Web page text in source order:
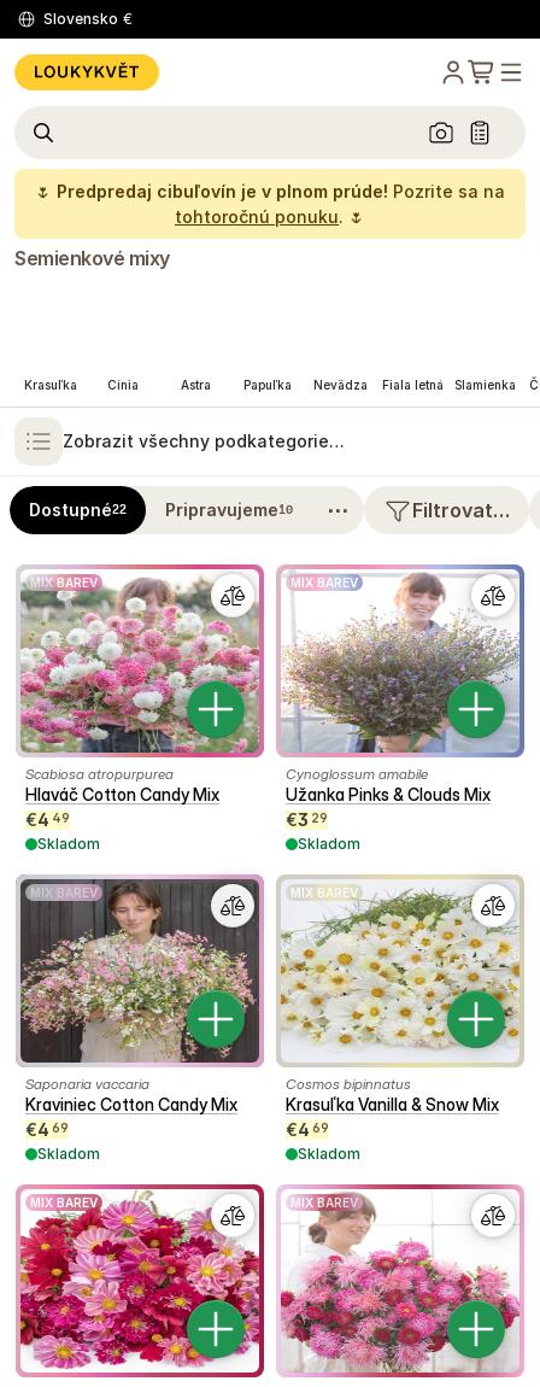
Slovensko €
🌷 Predpredaj cibuľovín je v plnom prúde! Pozrite sa na
tohtoročnú ponuku. 🌷
Semienkové mixy
Krasuľka Cínia Astra Papuľka Nevädza Fiala letná Slamienka
Zobrazit všechny podkategorie…
Dostupné22 Pripravujeme10 ⋯ Filtrovat…
MIX BAREV
Scabiosa atropurpurea
Hlaváč Cotton Candy Mix
€4 49
Skladom
MIX BAREV
Cynoglossum amabile
Užanka Pinks & Clouds Mix
€3 29
Skladom
MIX BAREV
Saponaria vaccaria
Kraviniec Cotton Candy Mix
€4 69
Skladom
MIX BAREV
Cosmos bipinnatus
Krasuľka Vanilla & Snow Mix
€4 69
Skladom
MIX BAREV MIX BAREV